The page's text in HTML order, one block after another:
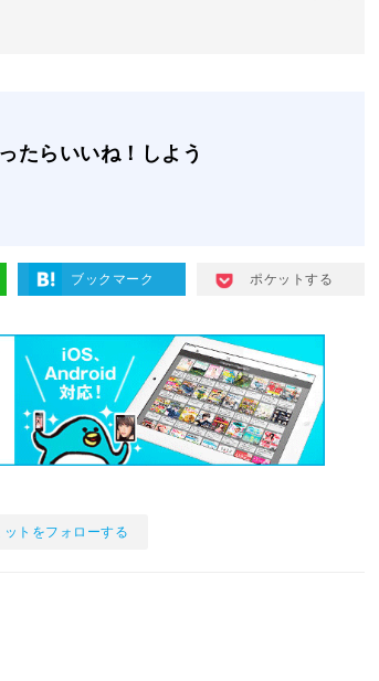
たらいいね！しよう
ブックマーク ポケットする
ットをフォローする